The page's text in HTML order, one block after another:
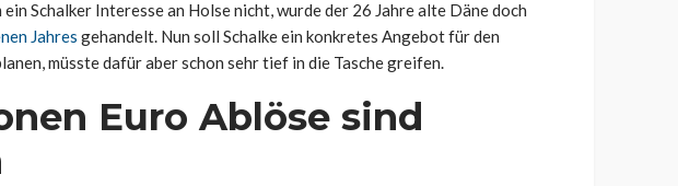
ein Schalker Interesse an Holse nicht, wurde der 26 Jahre alte Däne doch
Jahres gehandelt. Nun soll Schalke ein konkretes Angebot für den
müsste dafür aber schon sehr tief in die Tasche greifen.
Euro Ablöse sind